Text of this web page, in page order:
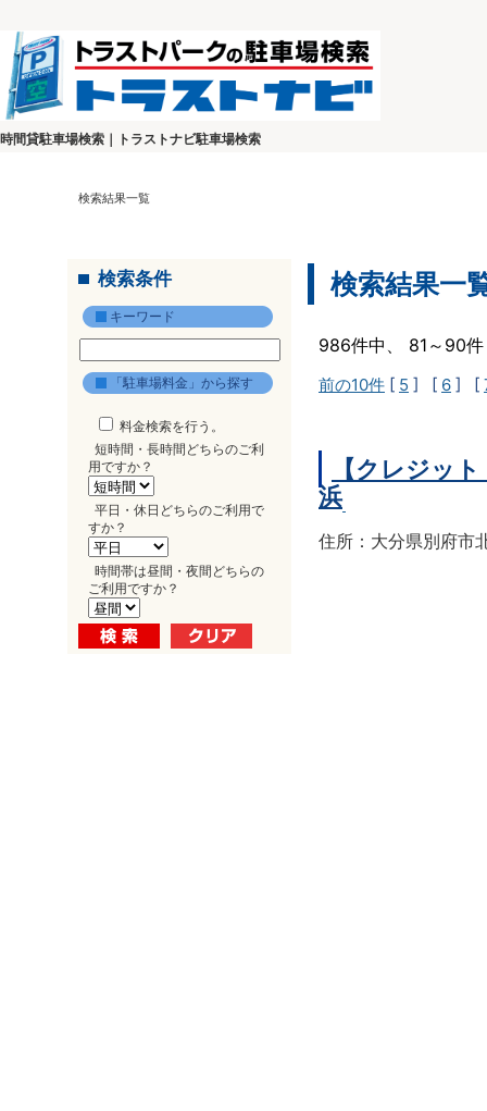
時間貸駐車場検索｜トラストナビ駐車場検索
検索結果一覧
検索条件
キーワード
「駐車場料金」から探す
料金検索を行う。
短時間・長時間どちらのご利
用ですか？
平日・休日どちらのご利用で
すか？
時間帯は昼間・夜間どちらの
ご利用ですか？
検索結果一
986件中、 81～90
前の10件 [ 5 ] [ 6 ] [
【クレジッ
浜
住所：大分県別府市